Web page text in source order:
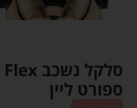
ספורט ליין